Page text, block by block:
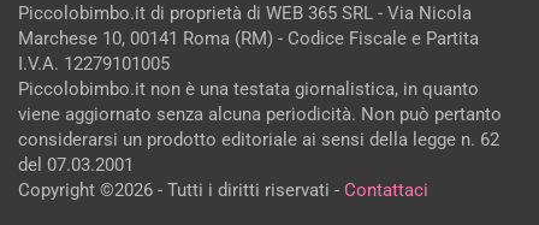
Piccolobimbo.it di proprietà di WEB 365 SRL - Via Nicola
Marchese 10, 00141 Roma (RM) - Codice Fiscale e Partita
I.V.A. 12279101005
Piccolobimbo.it non è una testata giornalistica, in quanto
viene aggiornato senza alcuna periodicità. Non può pertanto
considerarsi un prodotto editoriale ai sensi della legge n. 62
del 07.03.2001
Copyright ©2026 - Tutti i diritti riservati - Contattaci